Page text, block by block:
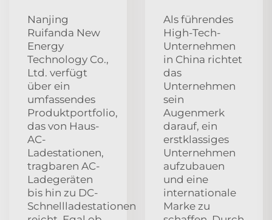
Nanjing
Ruifanda New
Energy
Technology Co.,
Ltd. verfügt
über ein
umfassendes
Produktportfolio,
das von Haus-
AC-
Ladestationen,
tragbaren AC-
Ladegeräten
bis hin zu DC-
Schnellladestationen
Als führendes
High-Tech-
Unternehmen
in China richtet
das
Unternehmen
sein
Augenmerk
darauf, ein
erstklassiges
Unternehmen
aufzubauen
und eine
internationale
Marke zu